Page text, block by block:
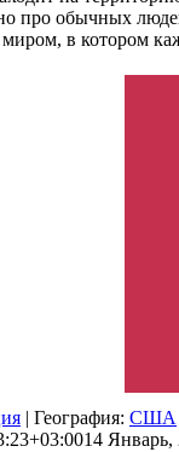
про обычных
в котором
| География: США
14 Январь,